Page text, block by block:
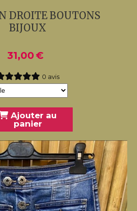
DROITE BOUTONS
BIJOUX
31,00 €
0 avis
Ajouter au
panier